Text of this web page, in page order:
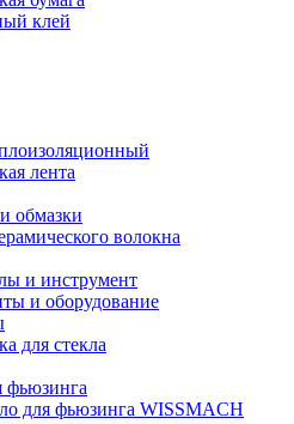
клей
лента
обмазки
волокна
и инструмент
и оборудование
для стекла
фьюзинга
для фьюзинга WISSMACH